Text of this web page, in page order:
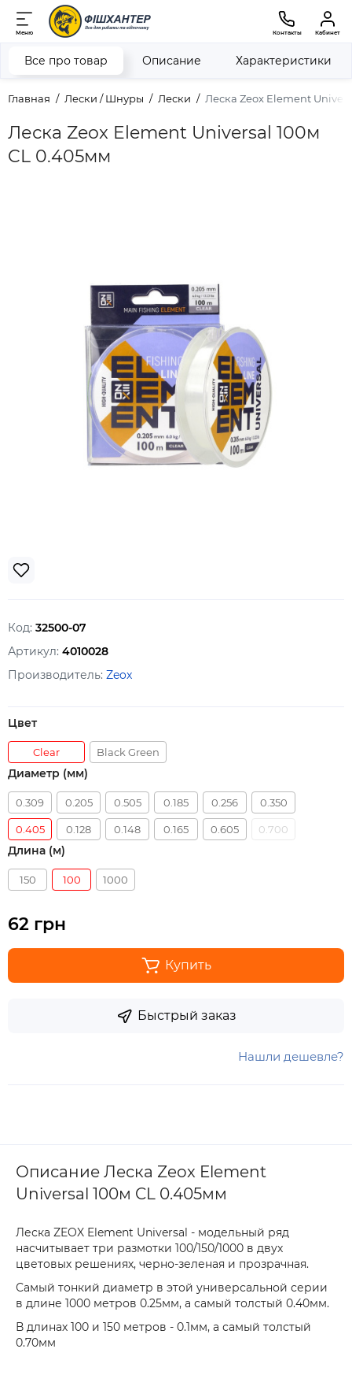
Меню Контакты Кабинет
Главная Лески / Шнуры Лески Леска Zeox Element
Леска Zeox Element Universal 100м
CL 0.405мм
Все про товар Описание Характеристики
Код: 32500-07
Артикул: 4010028
Производитель: Zeox
Цвет
Clear Black Green
Диаметр (мм)
0.309 0.205 0.505 0.185 0.256 0.350
0.405 0.128 0.148 0.165 0.605 0.700
Длина (м)
150 100 1000
62 грн
Купить
Быстрый заказ
Нашли дешевле?
Описание Леска Zeox Element
Universal 100м CL 0.405мм
Леска ZEOX Element Universal - модельный ряд
насчитывает три размотки 100/150/1000 в двух
цветовых решениях, черно-зеленая и прозрачная.
Самый тонкий диаметр в этой универсальной серии
в длине 1000 метров 0.25мм, а самый толстый 0.40мм.
В длинах 100 и 150 метров - 0.1мм, а самый толстый
0.70мм